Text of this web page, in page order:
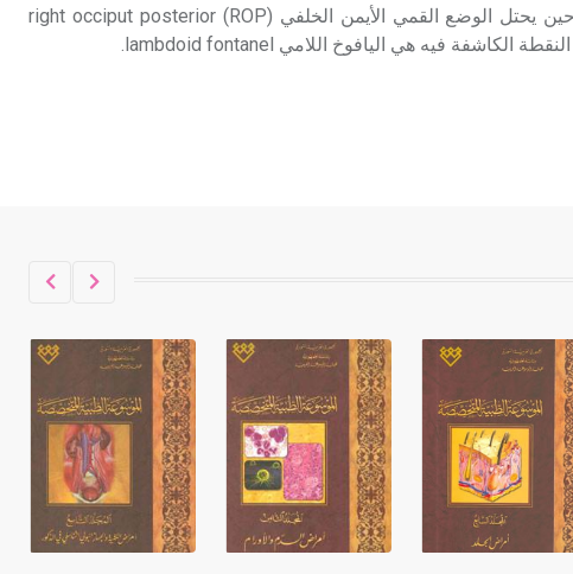
- هل تعلم أن أبجر Abgar اسم معروف
جيداً يعود إلى عدد من الملوك الذين
65% من الأوضاع، في حين يحتل الوضع القمي الأيمن الخلفي (ROP) right occiput posterior